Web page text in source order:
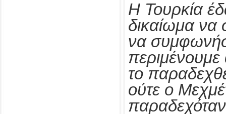
Η Τουρκία
δικαίωμα να
να
περιμένουμε
το
ούτε ο